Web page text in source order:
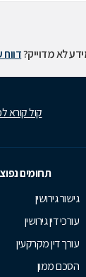
לא מדוייק?
קול קורא
תחומים
גישור גירושין
עורכי דין גירושין
עורך דין מקרקעין
הסכם ממון